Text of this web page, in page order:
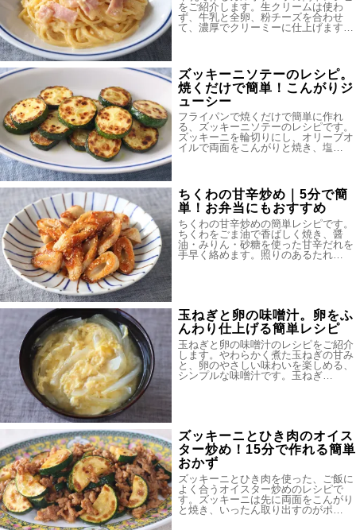
をご紹介します。生クリームは使わ
ず、牛乳と全卵、粉チーズを合わせ
て、濃厚でクリーミーに仕上げます…
ズッキーニソテーのレシピ。
焼くだけで簡単！こんがりジ
ューシー
フライパンで焼くだけで簡単に作れ
る、ズッキーニソテーのレシピです。
ズッキーニを輪切りにし、オリーブオ
イルで両面をこんがりと焼き、塩…
ちくわの甘辛炒め｜5分で簡
単！お弁当にもおすすめ
ちくわの甘辛炒めの簡単レシピです。
ちくわをごま油で香ばしく焼き、醤
油・みりん・砂糖を使った甘辛だれを
手早く絡めます。照りのあるたれ…
玉ねぎと卵の味噌汁。卵をふ
んわり仕上げる簡単レシピ
玉ねぎと卵の味噌汁のレシピをご紹介
します。やわらかく煮た玉ねぎの甘み
と、卵のやさしい味わいを楽しめる、
シンプルな味噌汁です。玉ねぎ…
ズッキーニとひき肉のオイス
ター炒め！15分で作れる簡単
おかず
ズッキーニとひき肉を使った、ご飯に
よく合うオイスター炒めのレシピで
す。ズッキーニは先に両面をこんがり
と焼き、いったん取り出すのがポ…